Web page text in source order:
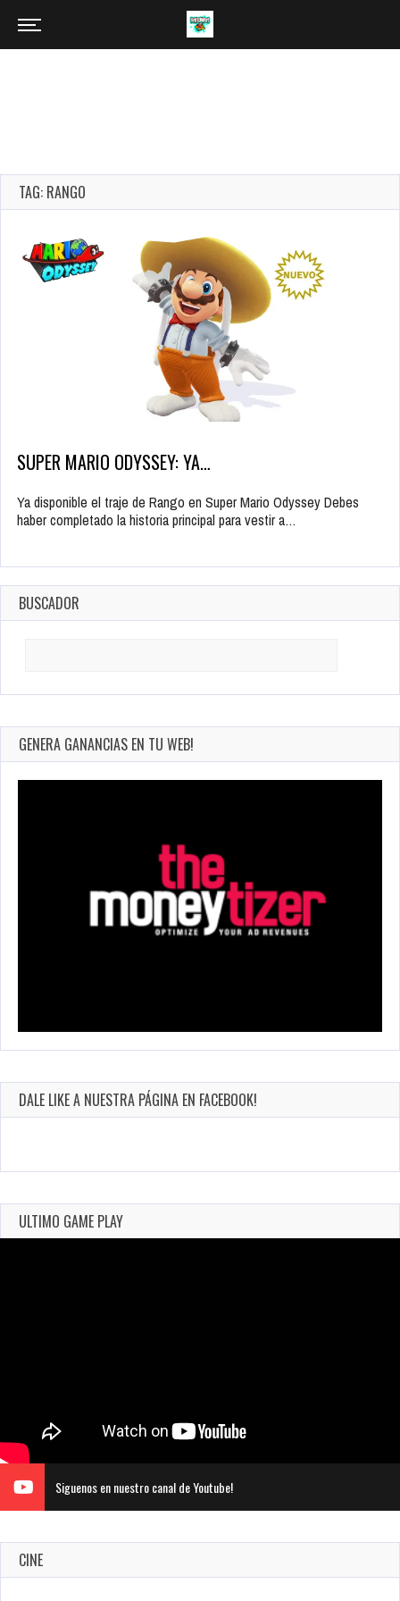
TAG: RANGO
SUPER MARIO ODYSSEY: YA…
Ya disponible el traje de Rango en Super Mario Odyssey Debes
haber completado la historia principal para vestir a…
BUSCADOR
GENERA GANANCIAS EN TU WEB!
DALE LIKE A NUESTRA PÁGINA EN FACEBOOK!
ULTIMO GAME PLAY
Siguenos en nuestro canal de Youtube!
CINE
Revive el terror: El conjuro 4: Últimos ritos ya está disponible